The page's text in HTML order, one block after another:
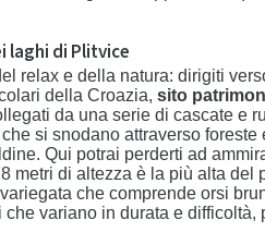
laghi di Plitvice
relax e della natura: dirigiti
della Croazia, sito
da una serie di cascate e
si snodano attraverso
Qui potrai perderti ad
metri di altezza è la più alta
che comprende orsi
variano in durata e